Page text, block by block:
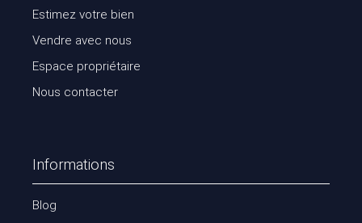
Estimez votre bien
Vendre avec nous
Espace propriétaire
Nous contacter
Informations
Blog